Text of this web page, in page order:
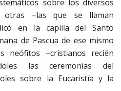
sobre los diversos
otras –las que se llaman
en la capilla del Santo
de Pascua de ese mismo
–cristianos recién
las ceremonias del
sobre la Eucaristía y la